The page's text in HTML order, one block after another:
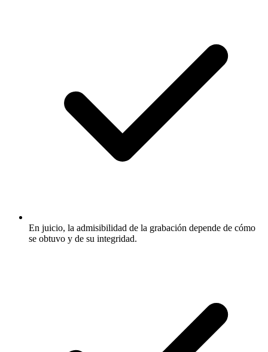
En juicio, la admisibilidad de la grabación depende de cómo
se obtuvo y de su integridad.